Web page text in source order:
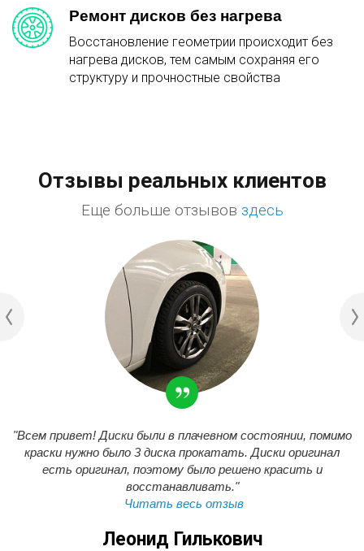
Ремонт дисков без нагрева
Восстановление геометрии происходит без
нагрева дисков, тем самым сохраняя его
структуру и прочностные свойства
Отзывы реальных клиентов
Еще больше отзывов здесь
"Всем привет! Диски были в плачевном состоянии, помимо
краски нужно было 3 диска прокатать. Диски оригинал
есть оригинал, поэтому было решено красить и
восстанавливать."
Читать весь отзыв
Леонид Гилькович